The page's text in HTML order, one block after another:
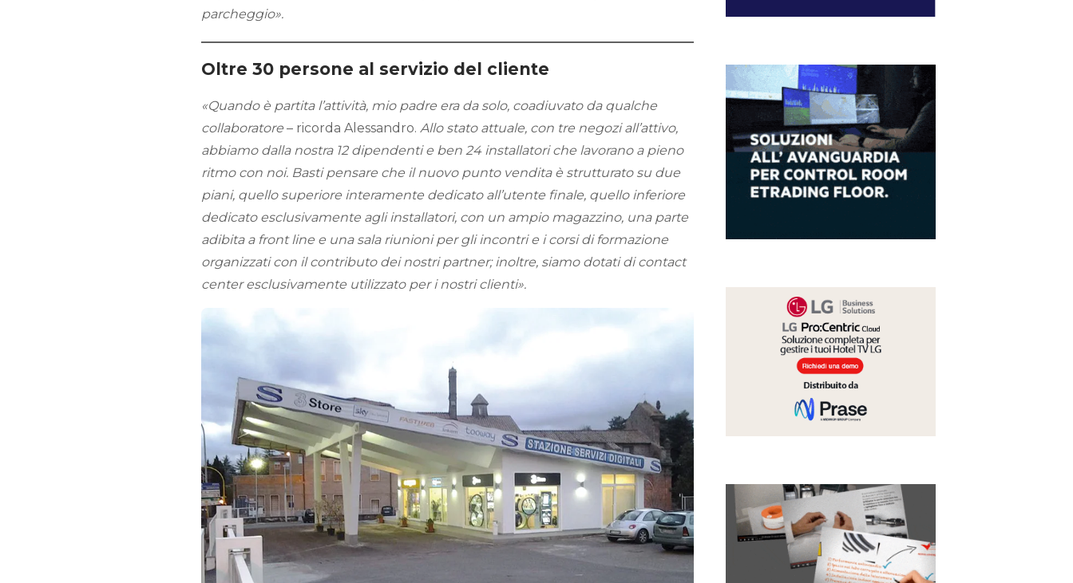
parcheggio».
Oltre 30 persone al servizio del cliente
«Quando è partita l’attività, mio padre era da solo, coadiuvato da qualche
collaboratore – ricorda Alessandro. Allo stato attuale, con tre negozi all’attivo,
abbiamo dalla nostra 12 dipendenti e ben 24 installatori che lavorano a pieno
ritmo con noi. Basti pensare che il nuovo punto vendita è strutturato su due
piani, quello superiore interamente dedicato all’utente finale, quello inferiore
dedicato esclusivamente agli installatori, con un ampio magazzino, una parte
adibita a front line e una sala riunioni per gli incontri e i corsi di formazione
organizzati con il contributo dei nostri partner; inoltre, siamo dotati di contact
center esclusivamente utilizzato per i nostri clienti».